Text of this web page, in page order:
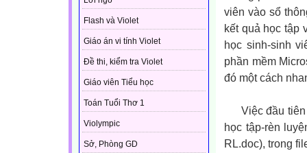
Flash và Violet
Giáo án vi tính Violet
Đề thi, kiểm tra Violet
Giáo viên Tiểu học
Toán Tuổi Thơ 1
Violympic
Sở, Phòng GD
viên vào sổ
kết quả học tập
học sinh-sinh
phần mềm
đó một cách
Việc đầu tiên
học tập-rèn
RL.doc), trong